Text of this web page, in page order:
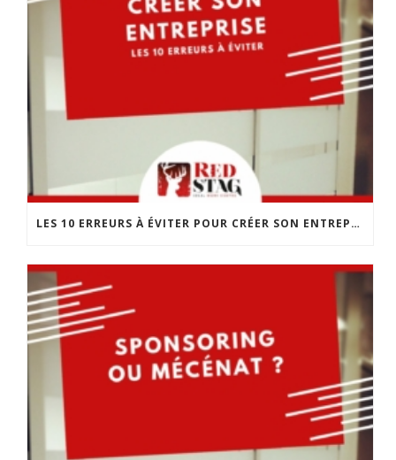
LES 10 ERREURS À ÉVITER POUR CRÉER SON ENTREPRISE